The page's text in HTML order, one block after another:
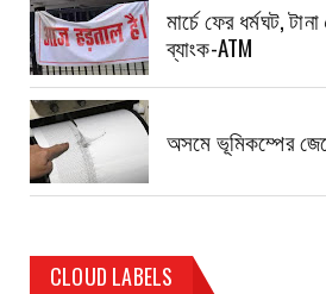
মার্চে ফের ধর্মঘট,
ব্যাংক-ATM
অসমে ভূমিকম্পের
CLOUD LABELS